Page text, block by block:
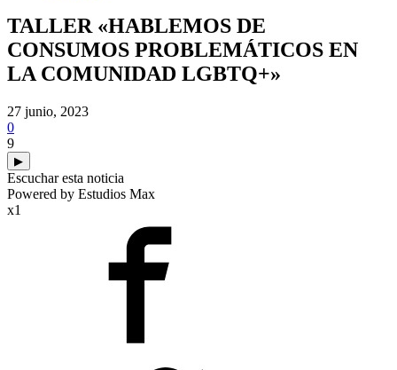
TALLER «HABLEMOS DE
CONSUMOS PROBLEMÁTICOS EN
LA COMUNIDAD LGBTQ+»
27 junio, 2023
0
9
▶
Escuchar esta noticia
Powered by Estudios Max
x1